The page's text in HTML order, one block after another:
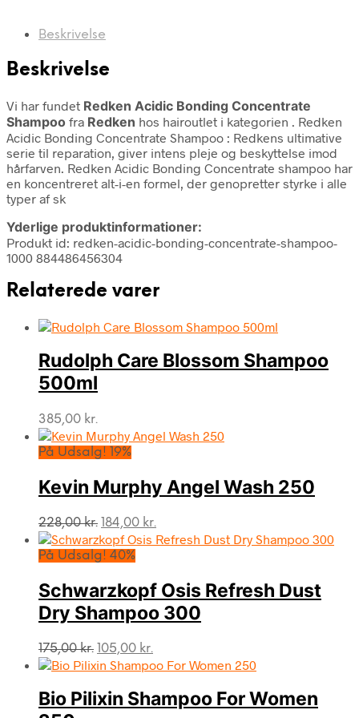
Beskrivelse
Beskrivelse
Vi har fundet Redken Acidic Bonding Concentrate
Shampoo fra Redken hos hairoutlet i kategorien . Redken
Acidic Bonding Concentrate Shampoo : Redkens ultimative
serie til reparation, giver intens pleje og beskyttelse imod
hårfarven. Redken Acidic Bonding Concentrate shampoo har
en koncentreret alt-i-en formel, der genopretter styrke i alle
typer af sk
Yderlige produktinformationer:
Produkt id: redken-acidic-bonding-concentrate-shampoo-
1000 884486456304
Relaterede varer
Rudolph Care Blossom Shampoo
500ml
385,00 kr.
På Udsalg! 19%
Kevin Murphy Angel Wash 250
228,00kr. Den
oprindelige
pris
228,00 kr..
184,00 kr.
aktuelle
184,00 kr..
På Udsalg! 40%
Schwarzkopf Osis Refresh Dust
Dry Shampoo 300
175,00kr. Den
oprindelige
var:
175,00 kr..
105,00 kr.
aktuelle
er:
105,00 kr..
Bio Pilixin Shampoo For Women